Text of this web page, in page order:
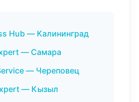
Hub — Калининград
— Самара
— Череповец
— Кызыл